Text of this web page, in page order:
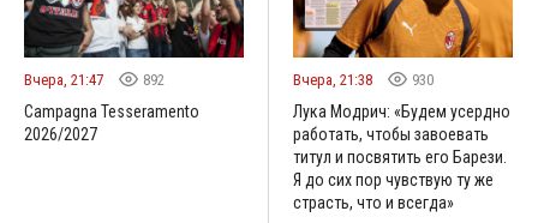
Вчера, 21:47 892
Campagna Tesseramento
2026/2027
Вчера, 21:38 930
Лука Модрич: «Будем усердно
работать, чтобы завоевать
титул и посвятить его Барези.
Я до сих пор чувствую ту же
страсть, что и всегда»